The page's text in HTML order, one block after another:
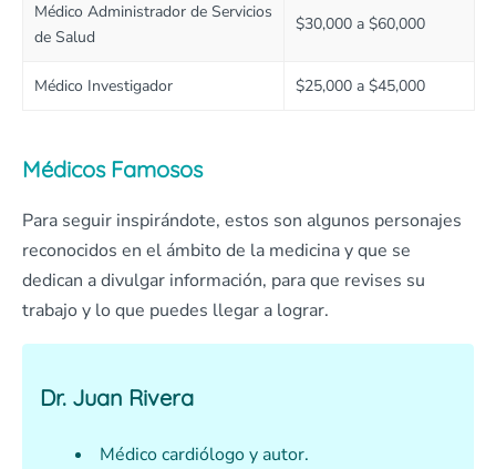
Médico Administrador de Servicios
de Salud
$30,000 a $60,000
Médico Investigador $25,000 a $45,000
Médicos Famosos
Para seguir inspirándote, estos son algunos personajes
reconocidos en el ámbito de la medicina y que se
dedican a divulgar información, para que revises su
trabajo y lo que puedes llegar a lograr.
Dr. Juan Rivera
Médico cardiólogo y autor.